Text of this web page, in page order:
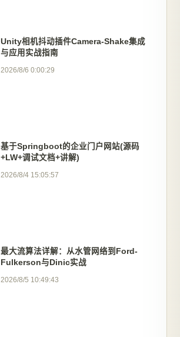
Unity相机抖动插件Camera-Shake集成
与应用实战指南
2026/8/6 0:00:29
基于Springboot的企业门户网站(源码
+LW+调试文档+讲解)
2026/8/4 15:05:57
最大流算法详解：从水管网络到Ford-
Fulkerson与Dinic实战
2026/8/5 10:49:43